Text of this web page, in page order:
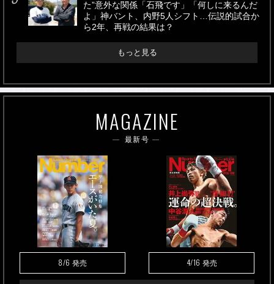
た”意外な関係「石飛です」「何しに来るんだ
よ」神バント、内野5人シフト…伝説的試合か
ら2年、再戦の結果は？
もっと見る
MAGAZINE
最新号
8/6 発売 4/16 発売